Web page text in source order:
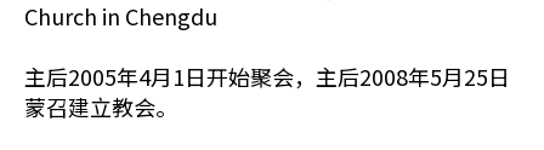
Church in Chengdu
主后2005年4月1日开始聚会，主后2008年5月25日
蒙召建立教会。